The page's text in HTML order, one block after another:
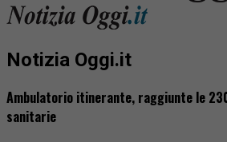
Notizia Oggi.it
Ambulatorio itinerante, raggiunte le
sanitarie